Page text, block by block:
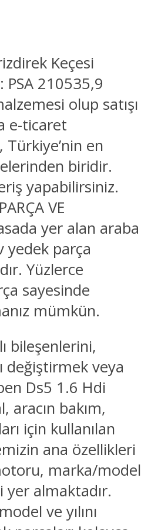
Keçesi
210535,9
olup satışı
e-ticaret
en
biridir.
yapabilirsiniz.
VE
yer alan araba
yedek parça
Yüzlerce
sayesinde
mümkün.
bileşenlerini,
değiştirmek veya
Ds5 1.6 Hdi
aracın bakım,
için kullanılan
ana özellikleri
marka/model
almaktadır.
ve yılını